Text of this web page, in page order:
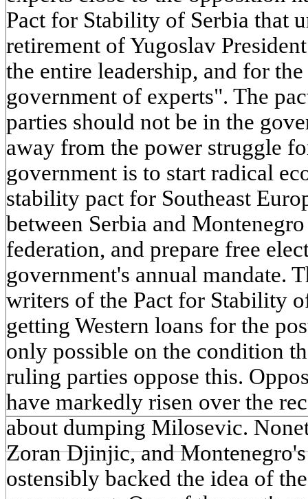
Pact for Stability of Serbia that
retirement of Yugoslav
the entire leadership, and for
government of experts". The
parties should not be in the
away from the power struggle
government is to start radical
stability pact for Southeast
between Serbia and
federation, and prepare free
government's annual mandate.
writers of the Pact for Stability
getting Western loans for the
only possible on the condition
ruling parties oppose this.
have markedly risen over the
about dumping Milosevic.
Zoran Djinjic, and
ostensibly backed the idea of